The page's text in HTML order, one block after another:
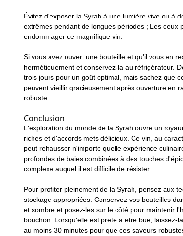
Évitez d'exposer la Syrah à une lumière vive ou à
extrêmes pendant de longues périodes ; Les deux
endommager ce magnifique vin.
Si vous avez ouvert une bouteille et qu'il vous en
hermétiquement et conservez-la au réfrigérateur.
trois jours pour un goût optimal, mais sachez que
peuvent vieillir gracieusement après ouverture en
robuste.
Conclusion
L'exploration du monde de la Syrah ouvre un
riches et d'accords mets délicieux. Ce vin, au
peut rehausser n'importe quelle expérience
profondes de baies combinées à des touches
complexe auquel il est difficile de résister.
Pour profiter pleinement de la Syrah, pensez aux
stockage appropriées. Conservez vos bouteilles
et sombre et posez-les sur le côté pour maintenir
bouchon. Lorsqu'elle est prête à être bue, laissez-
au moins 30 minutes pour que ces saveurs